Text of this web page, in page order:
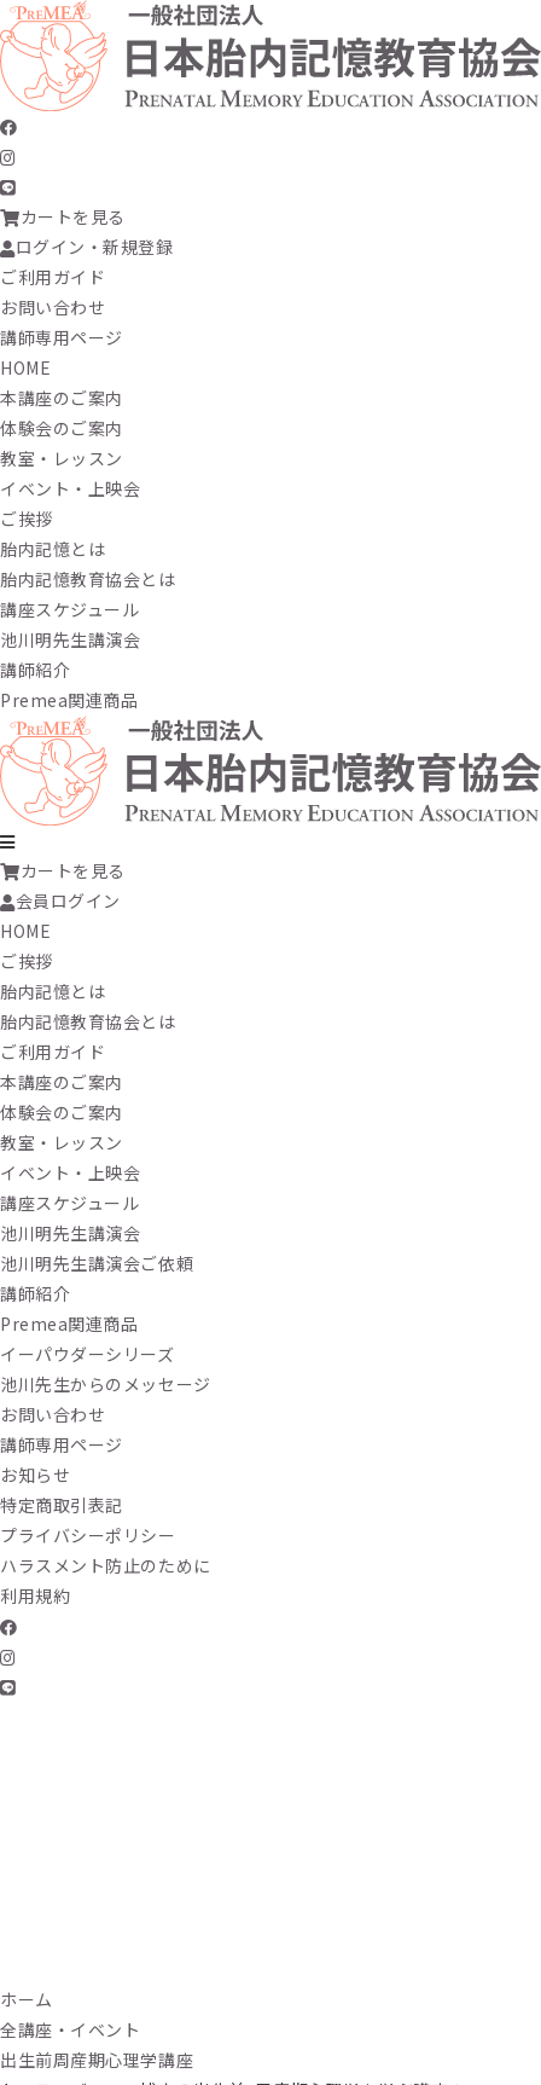
カートを見る
ログイン・新規登録
ご利用ガイド
お問い合わせ
講師専用ページ
HOME
本講座のご案内
体験会のご案内
教室・レッスン
イベント・上映会
ご挨拶
胎内記憶とは
胎内記憶教育協会とは
講座スケジュール
池川明先生講演会
講師紹介
Premea関連商品
カートを見る
会員ログイン
HOME
ご挨拶
胎内記憶とは
胎内記憶教育協会とは
ご利用ガイド
本講座のご案内
体験会のご案内
教室・レッスン
イベント・上映会
講座スケジュール
池川明先生講演会
池川明先生講演会ご依頼
講師紹介
Premea関連商品
イーパウダーシリーズ
池川先生からのメッセージ
お問い合わせ
講師専用ページ
お知らせ
特定商取引表記
プライバシーポリシー
ハラスメント防止のために
利用規約
ホーム
全講座・イベント
出生前周産期心理学講座